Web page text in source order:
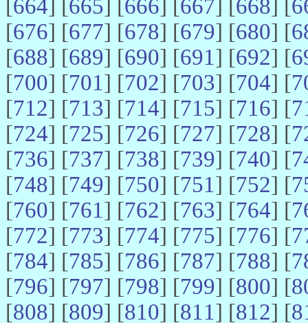
[664] [665] [666] [667] [668] [
[676] [677] [678] [679] [680] [
[688] [689] [690] [691] [692] [
[700] [701] [702] [703] [704] [
[712] [713] [714] [715] [716] [
[724] [725] [726] [727] [728] [
[736] [737] [738] [739] [740] [
[748] [749] [750] [751] [752] [
[760] [761] [762] [763] [764] [
[772] [773] [774] [775] [776] [
[784] [785] [786] [787] [788] [
[796] [797] [798] [799] [800] [
[808] [809] [810] [811] [812] [